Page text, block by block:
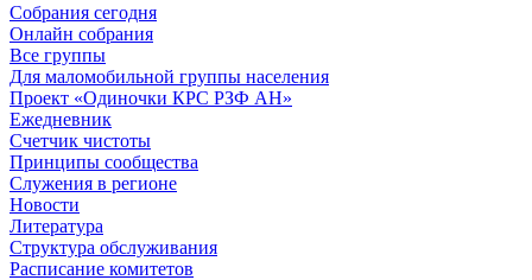
Собрания сегодня
Онлайн собрания
Все группы
Для маломобильной группы населения
Проект «Одиночки КРС РЗФ АН»
Ежедневник
Счетчик чистоты
Принципы сообщества
Служения в регионе
Новости
Литература
Структура обслуживания
Расписание комитетов